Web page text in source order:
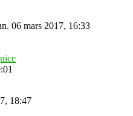
06 mars 2017, 16:33
18:47